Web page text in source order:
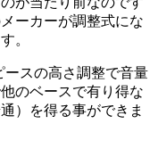
ーカーが調整式にな
。
ースの高さ調整で音量
のベースで有り得な
）を得る事ができま